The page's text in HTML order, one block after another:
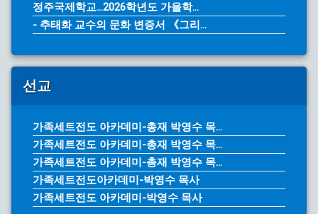
정주국제학교...2026학년도 가을학...
- 추태화 교수의 문화 변증서 《그리...
선교
가족세트전도 아카데미-총재 박영수 목...
가족세트전도 아카데미-총재 박영수 목...
가족세트전도 아카데미-총재 박영수 목...
가족세트전도아카데미-박영수 목사
가족세트전도 아카데미-박영수 목사